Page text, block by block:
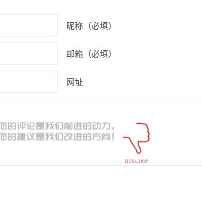
昵称（必填）
邮箱（必填）
网址